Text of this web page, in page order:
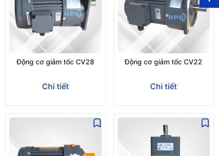
Động cơ giảm tốc CV28
Chi tiết
Động cơ giảm tốc CV22
Chi tiết